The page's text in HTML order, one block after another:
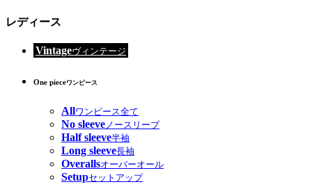
レディース
Vintageヴィンテージ
One pieceワンピース
Allワンピース全て
No sleeveノースリーブ
Half sleeve半袖
Long sleeve長袖
Overallsオーバーオール
Setupセットアップ